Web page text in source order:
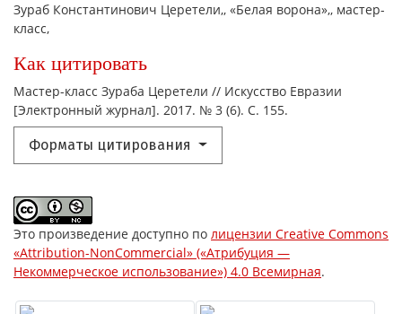
Зураб Константинович Церетели, «Белая ворона», мастер-
класс,
Как цитировать
Мастер-класс Зураба Церетели // Искусство Евразии
[Электронный журнал]. 2017. № 3 (6). С. 155.
Форматы цитирования
Это произведение доступно по лицензии Creative Commons
«Attribution-NonCommercial» («Атрибуция —
Некоммерческое использование») 4.0 Всемирная.